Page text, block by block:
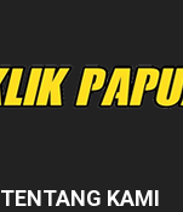
TENTANG KAMI